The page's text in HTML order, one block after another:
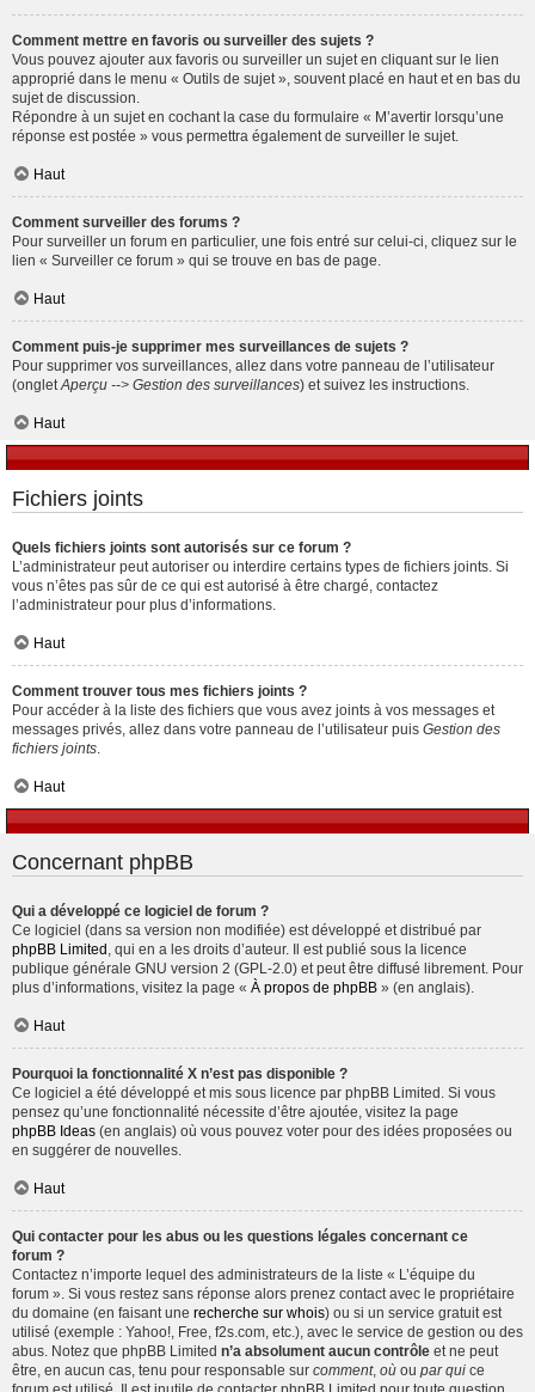
Comment mettre en favoris ou surveiller des sujets ?
Vous pouvez ajouter aux favoris ou surveiller un sujet en cliquant sur le lien
approprié dans le menu « Outils de sujet », souvent placé en haut et en bas du
sujet de discussion.
Répondre à un sujet en cochant la case du formulaire « M’avertir lorsqu’une
réponse est postée » vous permettra également de surveiller le sujet.
Haut
Comment surveiller des forums ?
Pour surveiller un forum en particulier, une fois entré sur celui-ci, cliquez sur le
lien « Surveiller ce forum » qui se trouve en bas de page.
Haut
Comment puis-je supprimer mes surveillances de sujets ?
Pour supprimer vos surveillances, allez dans votre panneau de l’utilisateur
(onglet Aperçu --> Gestion des surveillances) et suivez les instructions.
Haut
Fichiers joints
Quels fichiers joints sont autorisés sur ce forum ?
L’administrateur peut autoriser ou interdire certains types de fichiers joints. Si
vous n’êtes pas sûr de ce qui est autorisé à être chargé, contactez
l’administrateur pour plus d’informations.
Haut
Comment trouver tous mes fichiers joints ?
Pour accéder à la liste des fichiers que vous avez joints à vos messages et
messages privés, allez dans votre panneau de l’utilisateur puis Gestion des
fichiers joints
Haut
Concernant phpBB
Qui a développé ce logiciel de forum ?
Ce logiciel (dans sa version non modifiée) est développé et distribué par
phpBB Limited , qui en a les droits d’auteur. Il est publié sous la licence
publique générale GNU version 2 (GPL-2.0) et peut être diffusé librement. Pour
plus d’informations, visitez la page « À propos de phpBB » (en anglais).
Haut
Pourquoi la fonctionnalité X n’est pas disponible ?
Ce logiciel a été développé et mis sous licence par phpBB Limited. Si vous
pensez qu’une fonctionnalité nécessite d’être ajoutée, visitez la page
phpBB Ideas (en anglais) où vous pouvez voter pour des idées proposées ou
en suggérer de nouvelles.
Haut
Qui contacter pour les abus ou les questions légales concernant ce
forum ?
Contactez n’importe lequel des administrateurs de la liste « L’équipe du
forum ». Si vous restez sans réponse alors prenez contact avec le propriétaire
du domaine (en faisant une recherche sur whois) ou si un service gratuit est
utilisé (exemple : Yahoo!, Free, f2s.com, etc.), avec le service de gestion ou des
abus. Notez que phpBB Limited n’a absolument aucun contrôle et ne peut
être, en aucun cas, tenu pour responsable sur comment, où ou par qui ce